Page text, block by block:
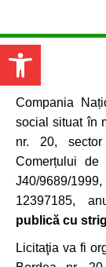
Open toolbar
Compania
social situat în
nr. 20,
Comerțului
J40/9689/
12397185,
publică cu
Licitaţia va fi